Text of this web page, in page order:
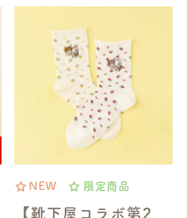
【靴下屋コラボ第2
NEW 限定商品